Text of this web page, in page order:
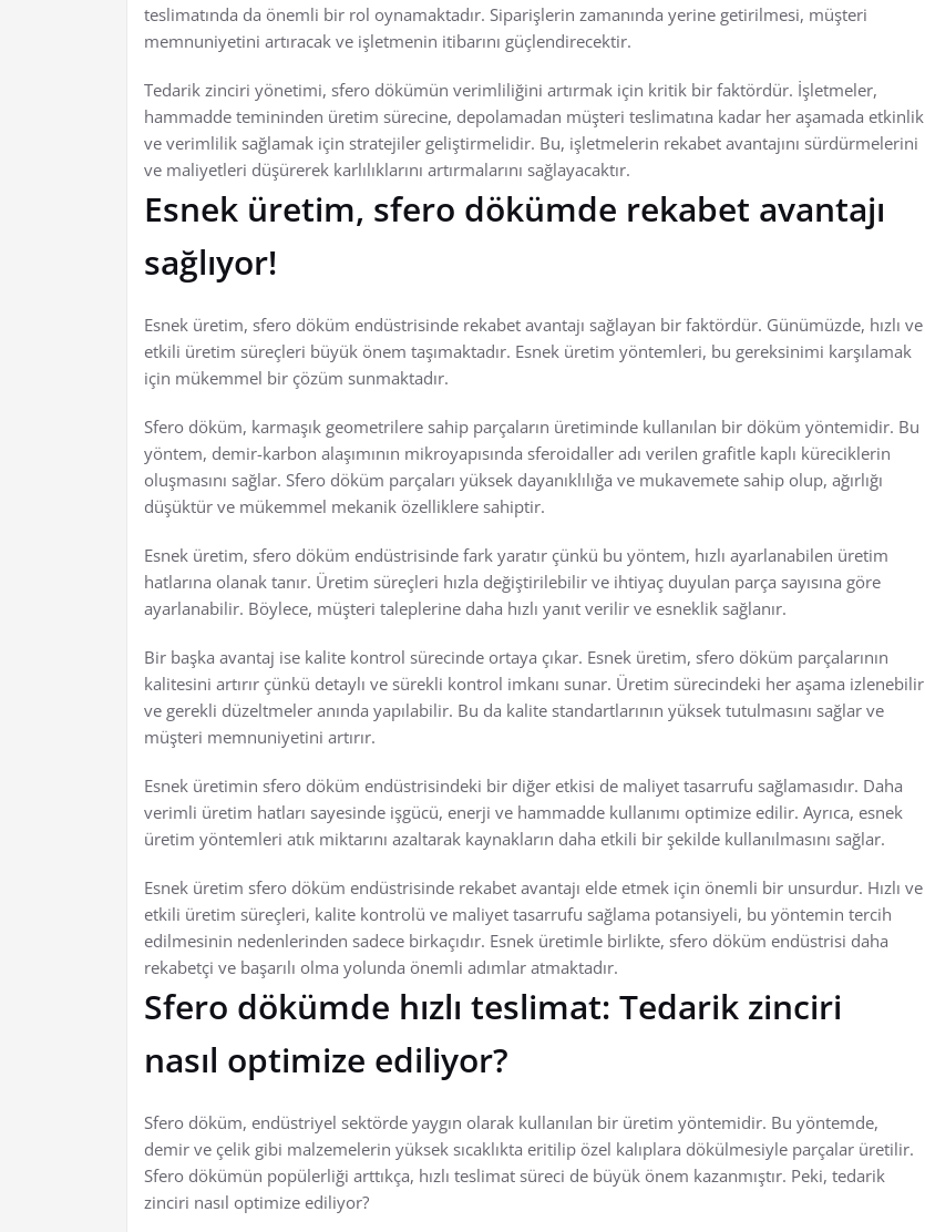
teslimatında da önemli bir rol oynamaktadır. Siparişlerin zamanında yerine getirilmesi, müşteri
memnuniyetini artıracak ve işletmenin itibarını güçlendirecektir.
Tedarik zinciri yönetimi, sfero dökümün verimliliğini artırmak için kritik bir faktördür. İşletmeler,
hammadde temininden üretim sürecine, depolamadan müşteri teslimatına kadar her aşamada etkinlik
ve verimlilik sağlamak için stratejiler geliştirmelidir. Bu, işletmelerin rekabet avantajını sürdürmelerini
ve maliyetleri düşürerek karlılıklarını artırmalarını sağlayacaktır.
Esnek üretim, sfero dökümde rekabet avantajı
sağlıyor!
Esnek üretim, sfero döküm endüstrisinde rekabet avantajı sağlayan bir faktördür. Günümüzde, hızlı ve
etkili üretim süreçleri büyük önem taşımaktadır. Esnek üretim yöntemleri, bu gereksinimi karşılamak
için mükemmel bir çözüm sunmaktadır.
Sfero döküm, karmaşık geometrilere sahip parçaların üretiminde kullanılan bir döküm yöntemidir. Bu
yöntem, demir-karbon alaşımının mikroyapısında sferoidaller adı verilen grafitle kaplı küreciklerin
oluşmasını sağlar. Sfero döküm parçaları yüksek dayanıklılığa ve mukavemete sahip olup, ağırlığı
düşüktür ve mükemmel mekanik özelliklere sahiptir.
Esnek üretim, sfero döküm endüstrisinde fark yaratır çünkü bu yöntem, hızlı ayarlanabilen üretim
hatlarına olanak tanır. Üretim süreçleri hızla değiştirilebilir ve ihtiyaç duyulan parça sayısına göre
ayarlanabilir. Böylece, müşteri taleplerine daha hızlı yanıt verilir ve esneklik sağlanır.
Bir başka avantaj ise kalite kontrol sürecinde ortaya çıkar. Esnek üretim, sfero döküm parçalarının
kalitesini artırır çünkü detaylı ve sürekli kontrol imkanı sunar. Üretim sürecindeki her aşama izlenebilir
ve gerekli düzeltmeler anında yapılabilir. Bu da kalite standartlarının yüksek tutulmasını sağlar ve
müşteri memnuniyetini artırır.
Esnek üretimin sfero döküm endüstrisindeki bir diğer etkisi de maliyet tasarrufu sağlamasıdır. Daha
verimli üretim hatları sayesinde işgücü, enerji ve hammadde kullanımı optimize edilir. Ayrıca, esnek
üretim yöntemleri atık miktarını azaltarak kaynakların daha etkili bir şekilde kullanılmasını sağlar.
Esnek üretim sfero döküm endüstrisinde rekabet avantajı elde etmek için önemli bir unsurdur. Hızlı ve
etkili üretim süreçleri, kalite kontrolü ve maliyet tasarrufu sağlama potansiyeli, bu yöntemin tercih
edilmesinin nedenlerinden sadece birkaçıdır. Esnek üretimle birlikte, sfero döküm endüstrisi daha
rekabetçi ve başarılı olma yolunda önemli adımlar atmaktadır.
Sfero dökümde hızlı teslimat: Tedarik zinciri
nasıl optimize ediliyor?
Sfero döküm, endüstriyel sektörde yaygın olarak kullanılan bir üretim yöntemidir. Bu yöntemde,
demir ve çelik gibi malzemelerin yüksek sıcaklıkta eritilip özel kalıplara dökülmesiyle parçalar üretilir.
Sfero dökümün popülerliği arttıkça, hızlı teslimat süreci de büyük önem kazanmıştır. Peki, tedarik
zinciri nasıl optimize ediliyor?